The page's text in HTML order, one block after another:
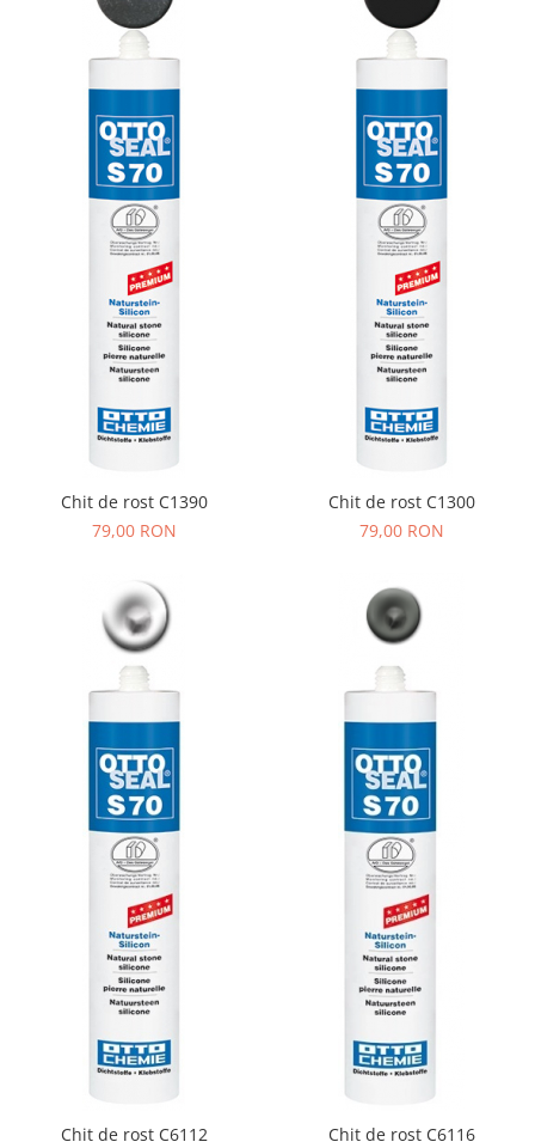
Chit de rost C1390
79,00 RON
Chit de rost C1300
79,00 RON
Chit de rost C6112
Chit de rost C6116